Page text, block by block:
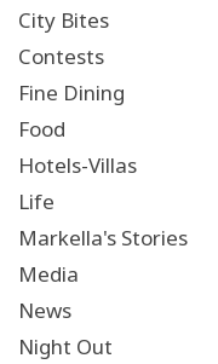
City Bites
Contests
Fine Dining
Food
Hotels-Villas
Life
Markella's Stories
Media
News
Night Out